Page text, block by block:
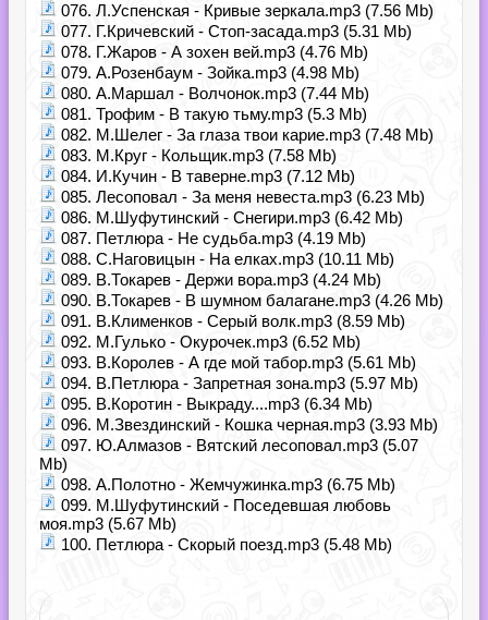
076. Л.Успенская - Кривые зеркала.mp3 (7.56 Mb)
077. Г.Кричевский - Стоп-засада.mp3 (5.31 Mb)
078. Г.Жаров - А зохен вей.mp3 (4.76 Mb)
079. А.Розенбаум - Зойка.mp3 (4.98 Mb)
080. А.Маршал - Волчонок.mp3 (7.44 Mb)
081. Трофим - В такую тьму.mp3 (5.3 Mb)
082. М.Шелег - За глаза твои карие.mp3 (7.48 Mb)
083. М.Круг - Кольщик.mp3 (7.58 Mb)
084. И.Кучин - В таверне.mp3 (7.12 Mb)
085. Лесоповал - За меня невеста.mp3 (6.23 Mb)
086. М.Шуфутинский - Снегири.mp3 (6.42 Mb)
087. Петлюра - Не судьба.mp3 (4.19 Mb)
088. С.Наговицын - На елках.mp3 (10.11 Mb)
089. В.Токарев - Держи вора.mp3 (4.24 Mb)
090. В.Токарев - В шумном балагане.mp3 (4.26 Mb)
091. В.Клименков - Серый волк.mp3 (8.59 Mb)
092. М.Гулько - Окурочек.mp3 (6.52 Mb)
093. В.Королев - А где мой табор.mp3 (5.61 Mb)
094. В.Петлюра - Запретная зона.mp3 (5.97 Mb)
095. В.Коротин - Выкраду....mp3 (6.34 Mb)
096. М.Звездинский - Кошка черная.mp3 (3.93 Mb)
097. Ю.Алмазов - Вятский лесоповал.mp3 (5.07
Mb)
098. А.Полотно - Жемчужинка.mp3 (6.75 Mb)
099. М.Шуфутинский - Поседевшая любовь
моя.mp3 (5.67 Mb)
100. Петлюра - Скорый поезд.mp3 (5.48 Mb)